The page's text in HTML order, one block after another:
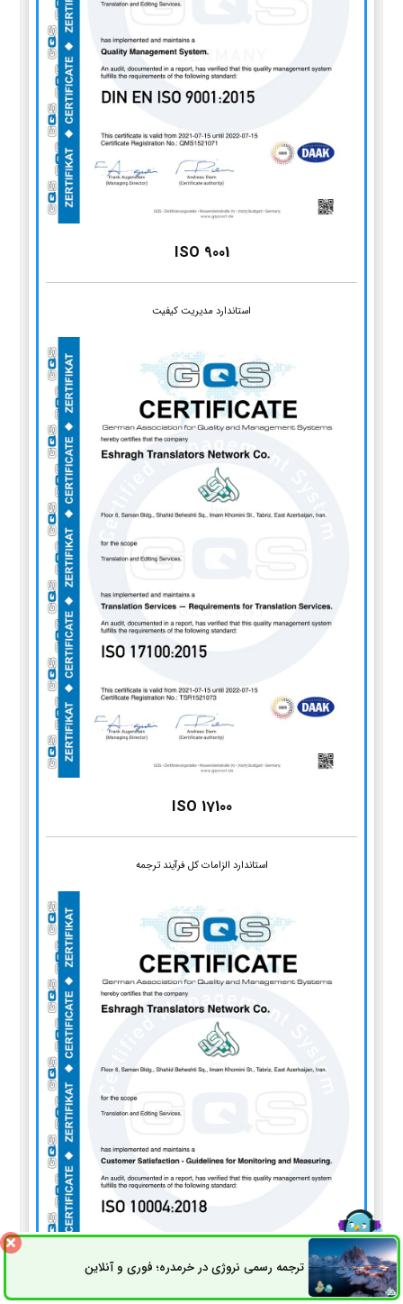
ISO 9001
استاندارد مدیریت کیفیت
ISO 17100
استاندارد الزامات کل فرآیند ترجمه
ترجمه رسمی نروژی در خرمدره؛ فوری و آنلاینثبت سفارش راه های ارتباطی